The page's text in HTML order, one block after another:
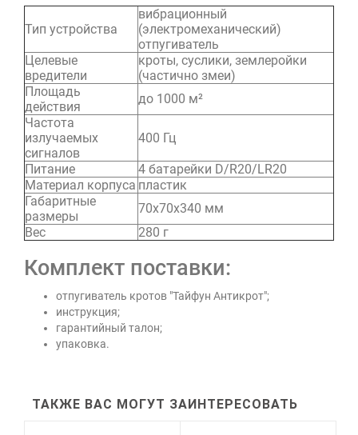
Тип устройства
вибрационный
(электромеханический)
отпугиватель
Целевые
вредители
кроты, суслики, землеройки
(частично змеи)
Площадь
действия
до 1000 м²
Частота
излучаемых
сигналов
400 Гц
Питание
4 батарейки D/R20/LR20
Материал корпуса пластик
Габаритные
размеры
70х70х340 мм
Вес
280 г
Комплект поставки:
отпугиватель кротов "Тайфун Антикрот";
инструкция;
гарантийный талон;
упаковка.
ТАКЖЕ ВАС МОГУТ ЗАИНТЕРЕСОВАТЬ